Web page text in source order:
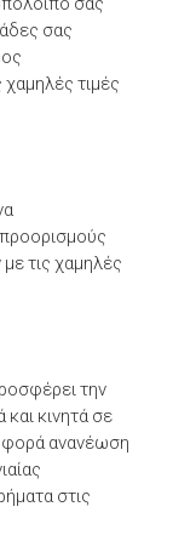
σας
τιμές
τις χαμηλές
την
κινητά σε
φορά ανανέωση
στις